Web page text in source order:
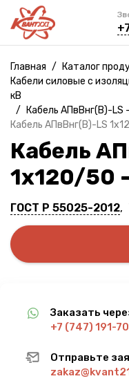
Главная / Каталог
Кабели силовые с
кВ
/
Кабель АПвВнг(B)-LS
Кабель АПвВнг(B)-LS
Кабель
1х120/50
ГОСТ Р 55025-2012,
Заказать
+7 (747) 191-
Отправьте